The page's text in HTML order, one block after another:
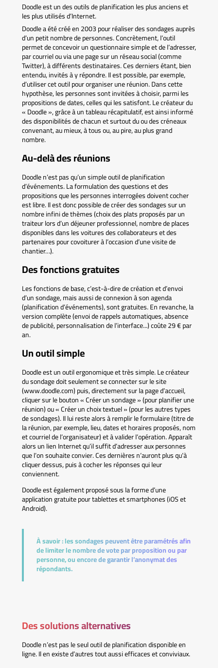
Doodle est un des outils de planification les plus anciens et
les plus utilisés d’Internet.
Doodle a été créé en 2003 pour réaliser des sondages auprès
d’un petit nombre de personnes. Concrètement, l’outil
permet de concevoir un questionnaire simple et de l’adresser,
par courriel ou via une page sur un réseau social (comme
Twitter), à différents destinataires. Ces derniers étant, bien
entendu, invités à y répondre. Il est possible, par exemple,
d’utiliser cet outil pour organiser une réunion. Dans cette
hypothèse, les personnes sont invitées à choisir, parmi les
propositions de dates, celles qui les satisfont. Le créateur du
« Doodle », grâce à un tableau récapitulatif, est ainsi informé
des disponibilités de chacun et surtout du ou des créneaux
convenant, au mieux, à tous ou, au pire, au plus grand
nombre.
Au-delà des réunions
Doodle n’est pas qu’un simple outil de planification
d’événements. La formulation des questions et des
propositions que les personnes interrogées doivent cocher
est libre. Il est donc possible de créer des sondages sur un
nombre infini de thèmes (choix des plats proposés par un
traiteur lors d’un déjeuner professionnel, nombre de places
disponibles dans les voitures des collaborateurs et des
partenaires pour covoiturer à l’occasion d’une visite de
chantier…).
Des fonctions gratuites
Les fonctions de base, c’est-à-dire de création et d’envoi
d’un sondage, mais aussi de connexion à son agenda
(planification d’événements), sont gratuites. En revanche, la
version complète (envoi de rappels automatiques, absence
de publicité, personnalisation de l’interface...) coûte 29 € par
an.
Un outil simple
Doodle est un outil ergonomique et très simple. Le créateur
du sondage doit seulement se connecter sur le site
(www.doodle.com) puis, directement sur la page d’accueil,
cliquer sur le bouton « Créer un sondage » (pour planifier une
réunion) ou « Créer un choix textuel » (pour les autres types
de sondages). Il lui reste alors à remplir le formulaire (titre de
la réunion, par exemple, lieu, dates et horaires proposés, nom
et courriel de l’organisateur) et à valider l’opération. Apparaît
alors un lien Internet qu’il suffit d’adresser aux personnes
que l’on souhaite convier. Ces dernières n’auront plus qu’à
cliquer dessus, puis à cocher les réponses qui leur
conviennent.
Doodle est également proposé sous la forme d’une
application gratuite pour tablettes et smartphones (iOS et
Android).
À savoir :les sondages peuvent être paramétrés afin
de limiter le nombre de vote par proposition ou par
personne, ou encore de garantir l’anonymat des
répondants.
Des solutions alternatives
Doodle n’est pas le seul outil de planification disponible en
ligne. Il en existe d’autres tout aussi efficaces et conviviaux.